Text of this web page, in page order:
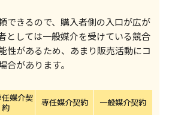
できるので、購入者側の入口が広が
としては一般媒介を受けている競合
性があるため、あまり販売活動にコ
合があります。
媒介契
約
専任媒介契約
一般媒介契約